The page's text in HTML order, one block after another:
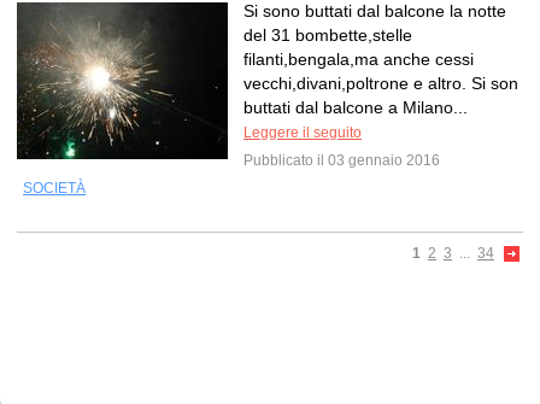
Si sono buttati dal balcone la notte
del 31 bombette,stelle
filanti,bengala,ma anche cessi
vecchi,divani,poltrone e altro. Si son
buttati dal balcone a Milano...
Leggere il seguito
Pubblicato il 03 gennaio 2016
SOCIETÀ
1 2 3 ... 34